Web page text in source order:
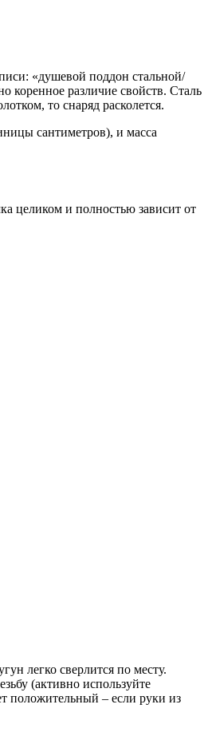
«душевой поддон стальной/
коренное различие свойств. Сталь
то снаряд расколется.
сантиметров), и масса
целиком и полностью зависит от
легко сверлится по месту.
(активно используйте
положительный – если руки из